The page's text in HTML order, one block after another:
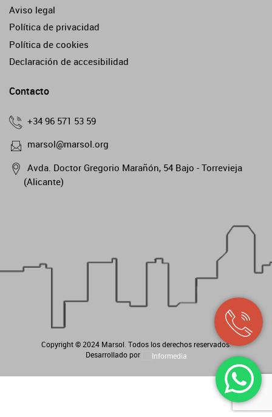
Aviso legal
Política de privacidad
Política de cookies
Declaración de accesibilidad
Contacto
+34 96 571 53 59
marsol@marsol.org
Avda. Doctor Gregorio Marañón, 54 Bajo - Torrevieja
(Alicante)
Copyright © 2024 Marsol. Todos los derechos reservados.
Desarrollado por